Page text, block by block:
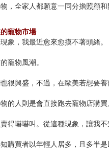
，全家人都願意一同分擔照顧
寵物市場
象，我最近愈來愈摸不著頭緒。
寵物風潮。
很興盛，不過，在歐美若想要
的人則是會直接跑去寵物店購
得嚇嚇叫。從這種現象，讓我
購買者以年輕人居多，且多半